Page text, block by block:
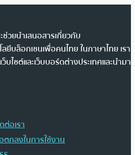
วยนำเสนอสารเกี่ยวกับ
ยีบล็อกเชนเพื่อคนไทย ในภาษาไทย เรา
ไซต์และเว็บบอร์ดต่างประเทศและนำมา
ต่อเรา
ตกลงในการใช้งาน